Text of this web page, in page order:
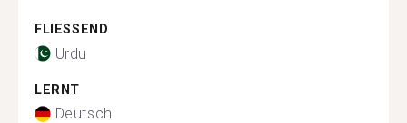
FLIESSEND
Urdu
LERNT
Deutsch